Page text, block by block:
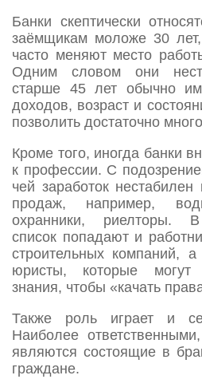
Банки скептически
заёмщикам моложе 30
часто меняют место
Одним словом они
старше 45 лет обычно
доходов, возраст и
позволить достаточно
Кроме того, иногда банки
к профессии. С
чей заработок
продаж, например,
охранники, риелторы. В
список попадают и
строительных компаний,
юристы, которые могут
знания, чтобы «качать
Также роль играет и
Наиболее
являются состоящие в
граждане.